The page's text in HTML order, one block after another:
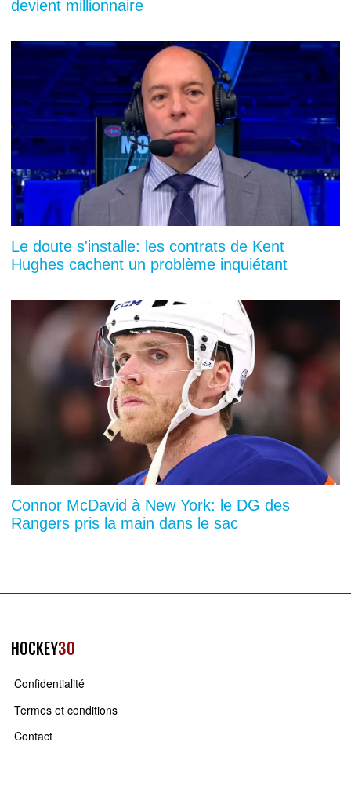
devient millionnaire
Le doute s'installe: les contrats de Kent
Hughes cachent un problème inquiétant
Connor McDavid à New York: le DG des
Rangers pris la main dans le sac
HOCKEY30
Confidentialité
Termes et conditions
Contact